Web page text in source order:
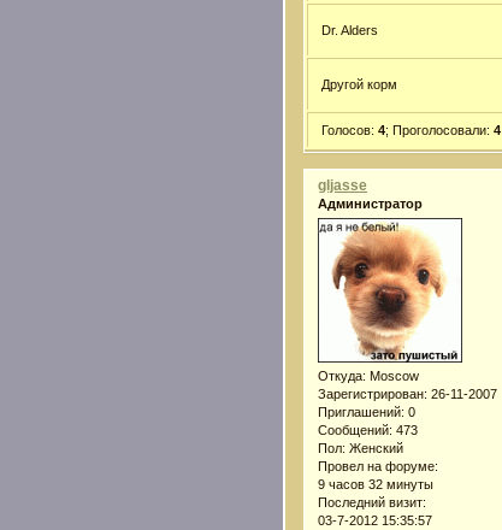
Dr. Alders
Другой корм
Голосов: 4; Проголосовали: 4
gljasse
Администратор
Откуда: Moscow
Зарегистрирован: 26-11-2007
Приглашений: 0
Сообщений: 473
Пол: Женский
Провел на форуме:
9 часов 32 минуты
Последний визит:
03-7-2012 15:35:57